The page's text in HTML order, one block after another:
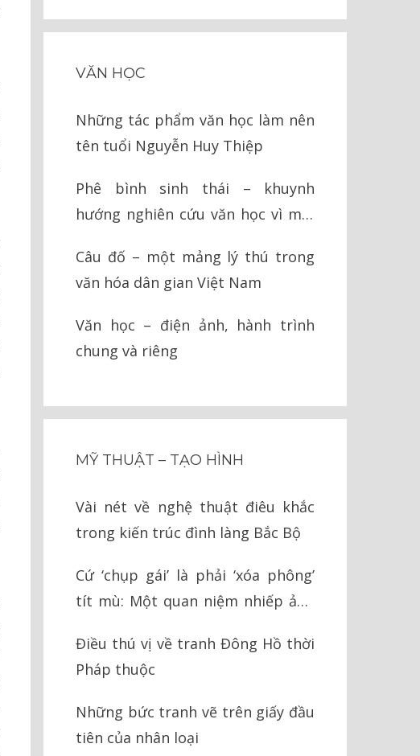
VĂN HỌC
Những tác phẩm văn học làm nên
tên tuổi Nguyễn Huy Thiệp
Phê bình sinh thái – khuynh
hướng nghiên cứu văn học vì môi
Câu đố – một mảng lý thú trong
văn hóa dân gian Việt Nam
Văn học – điện ảnh, hành trình
chung và riêng
MỸ THUẬT – TẠO HÌNH
Vài nét về nghệ thuật điêu khắc
trong kiến trúc đình làng Bắc Bộ
Cứ ‘chụp gái’ là phải ‘xóa phông’
tít mù: Một quan niệm nhiếp ảnh
Điều thú vị về tranh Đông Hồ thời
Pháp thuộc
Những bức tranh vẽ trên giấy đầu
tiên của nhân loại